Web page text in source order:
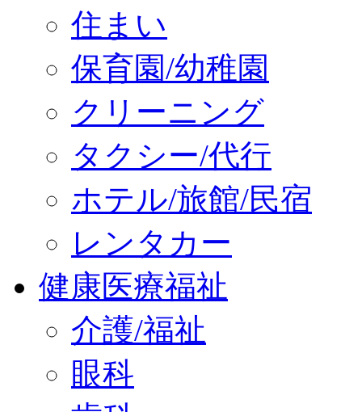
住まい
保育園/幼稚園
クリーニング
タクシー/代行
ホテル/旅館/民宿
レンタカー
健康医療福祉
介護/福祉
眼科